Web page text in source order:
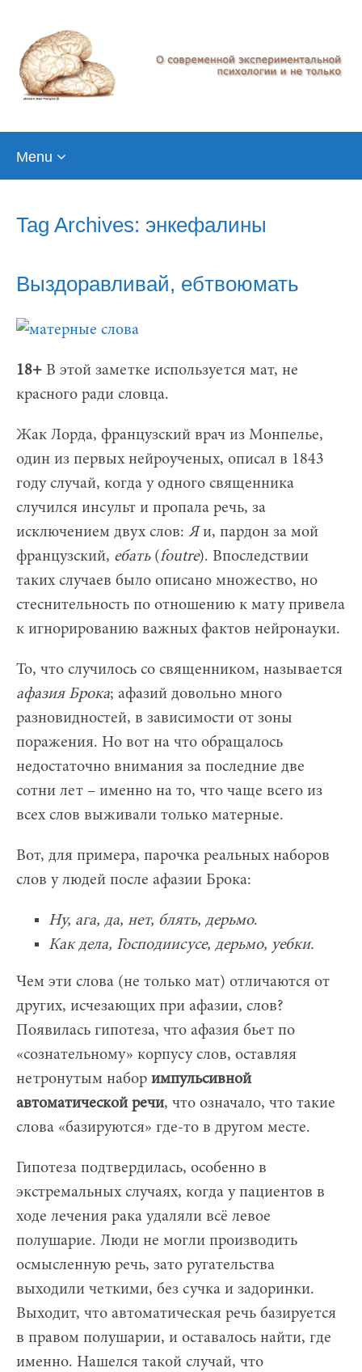
Menu
Tag Archives: энкефалины
Выздоравливай, ебтвоюмать
18+ В этой заметке используется мат, не
красного ради словца.
Жак Лорда, французский врач из Монпелье,
один из первых нейроученых, описал в 1843
году случай, когда у одного священника
случился инсульт и пропала речь, за
исключением двух слов: Яи, пардон за мой
французский, ебать(foutre). Впоследствии
таких случаев было описано множество, но
стеснительность по отношению к мату привела
к игнорированию важных фактов нейронауки.
То, что случилось со священником, называется
афазия Брока; афазий довольно много
разновидностей, в зависимости от зоны
поражения. Но вот на что обращалось
недостаточно внимания за последние две
сотни лет – именно на то, что чаще всего из
всех слов выживали только матерные.
Вот, для примера, парочка реальных наборов
слов у людей после афазии Брока:
Ну, ага, да, нет, блять, дерьмо.
Как дела, Господиисусе, дерьмо, уебки.
Чем эти слова (не только мат) отличаются от
других, исчезающих при афазии, слов?
Появилась гипотеза, что афазия бьет по
«сознательному» корпусу слов, оставляя
нетронутым набор импульсивной
автоматической речи, что означало, что такие
слова «базируются» где-то в другом месте.
Гипотеза подтвердилась, особенно в
экстремальных случаях, когда у пациентов в
ходе лечения рака удаляли всё левое
полушарие. Люди не могли производить
осмысленную речь, зато ругательства
выходили четкими, без сучка и задоринки.
Выходит, что автоматическая речь базируется
в правом полушарии, и оставалось найти, где
именно. Нашелся такой случай, что